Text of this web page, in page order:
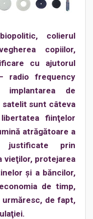
colierul
copiilor,
cu ajutorul
radio frequency
implantarea de
sunt câteva
fiinţelor
atrăgătoare a
justificate prin
vieţilor, protejarea
şi a băncilor,
de timp,
de fapt,